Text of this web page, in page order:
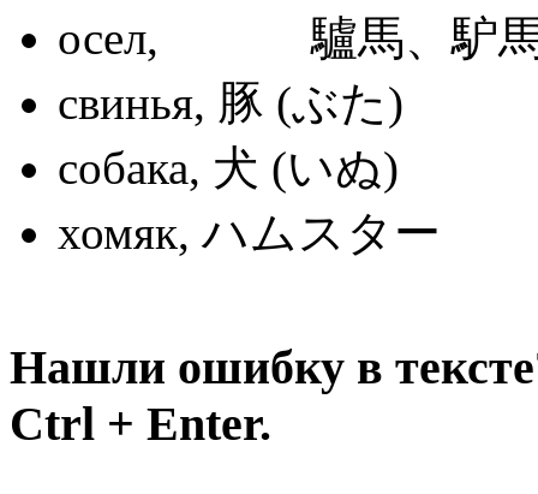
осел, 驢馬、
свинья, 豚 (ぶた)
собака, 犬 (いぬ)
хомяк, ハムスター
Нашли ошибку в
Ctrl + Enter.